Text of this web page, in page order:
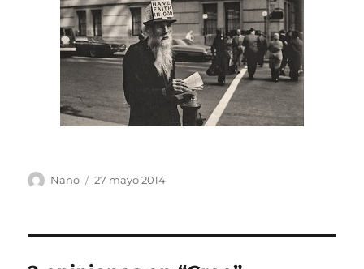
Autor
Nano
Publicado
27 mayo 2014